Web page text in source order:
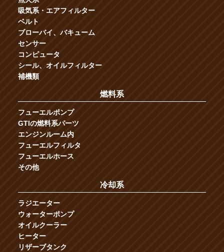
吸気系・エアフィルター
ベルト
ブローバイ、バキューム
センサー
コンピュータ
シール、オイルフィルター
補機類
燃料系
フューエルポンプ
GTIの燃料系パーツ
エンジンルーム内
フューエルフィルタ
フューエルホース
その他
冷却系
ラジエーター
ウォーターポンプ
オイルクーラー
ヒーター
リザーブタンク